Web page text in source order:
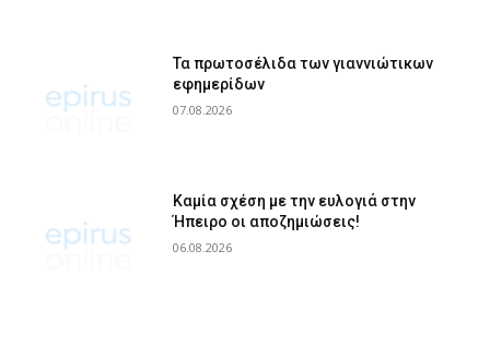
Τα πρωτοσέλιδα των γιαννιώτικων
εφημερίδων
07.08.2026
Καμία σχέση με την ευλογιά στην
Ήπειρο οι αποζημιώσεις!
06.08.2026